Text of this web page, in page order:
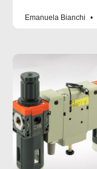
Emanuela Bianchi